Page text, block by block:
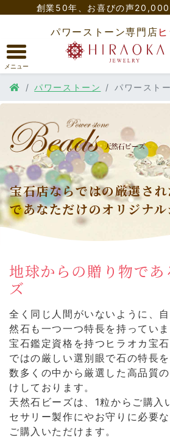
創業50年、 お喜びの声20,000
パワーストーン専門店
パワーストーン パワースト
宝石店ならではの厳選さ
であなただけのオリジナル
地球からの贈り物であ
ズ
全く同じ人間がいないように、
然石も一つ一つ特長を持っていま
宝石鑑定資格を持つヒラオカ宝
ではの厳しい選別眼で石の特長を
数多くの中から厳選した高品質
けしております。
天然石ビーズは、1粒からご購入
セサリー製作にやお守りに必要
ご購入いただけます。